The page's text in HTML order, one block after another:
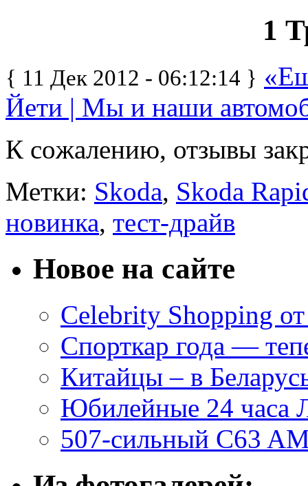
1
{ 11 Дек 2012 - 06:12:14 }
Йети | Мы и наши
К сожалению, отзывы
Метки: Skoda, Skoda
новинка, тест-драйв
Новое на сайте
Celebrity Shopping
Спорткар года —
Китайцы – в
Юбилейные 24 часа
507-сильный C63